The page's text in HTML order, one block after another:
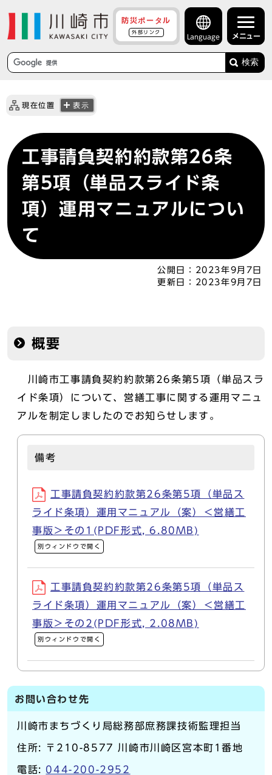
防災ポータル
外部リンク
Language メニュー
検索
現在位置 表示
工事請負契約約款第26条
第5項（単品スライド条
項）運用マニュアルについ
て
公開日：
2023年9月7日
更新日：
2023年9月7日
概要
川崎市工事請負契約約款第26条第5項（単品スラ
イド条項）について、営繕工事に関する運用マニュ
アルを制定しましたのでお知らせします。
備考
工事請負契約約款第26条第5項（単品ス
ライド条項）運用マニュアル（案）＜営繕工
事版＞その1(PDF形式, 6.80MB)
別ウィンドウで開く
工事請負契約約款第26条第5項（単品ス
ライド条項）運用マニュアル（案）＜営繕工
事版＞その2(PDF形式, 2.08MB)
別ウィンドウで開く
お問い合わせ先
川崎市まちづくり局総務部庶務課技術監理担当
住所: 〒210-8577 川崎市川崎区宮本町1番地
電話: 044-200-2952